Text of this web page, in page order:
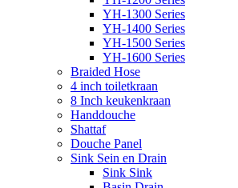
YH-1300 Series
YH-1400 Series
YH-1500 Series
YH-1600 Series
Braided Hose
4 inch toiletkraan
8 Inch keukenkraan
Handdouche
Shattaf
Douche Panel
Sink Sein en Drain
Sink Sink